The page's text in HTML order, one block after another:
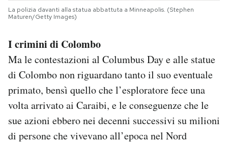
La polizia davanti alla statua abbattuta a Minneapolis. (Stephen
Maturen/Getty Images)
I crimini di Colombo
Ma le contestazioni al Columbus Day e alle statue
di Colombo non riguardano tanto il suo eventuale
primato, bensì quello che l’esploratore fece una
volta arrivato ai Caraibi, e le conseguenze che le
sue azioni ebbero nei decenni successivi su milioni
di persone che vivevano all’epoca nel Nord